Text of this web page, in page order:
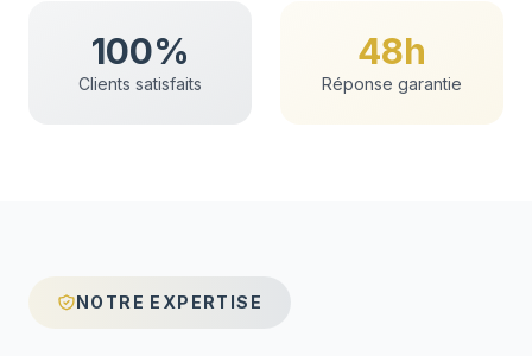
100%
Clients satisfaits
48h
Réponse garantie
NOTRE EXPERTISE